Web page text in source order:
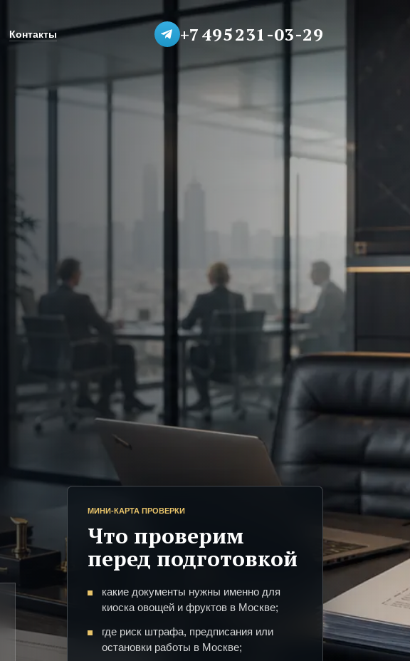
Контакты +7 495 231-03-29
МИНИ-КАРТА ПРОВЕРКИ
Что проверим
перед подготовкой
какие документы нужны именно для
киоска овощей и фруктов в Москве;
где риск штрафа, предписания или
остановки работы в Москве;